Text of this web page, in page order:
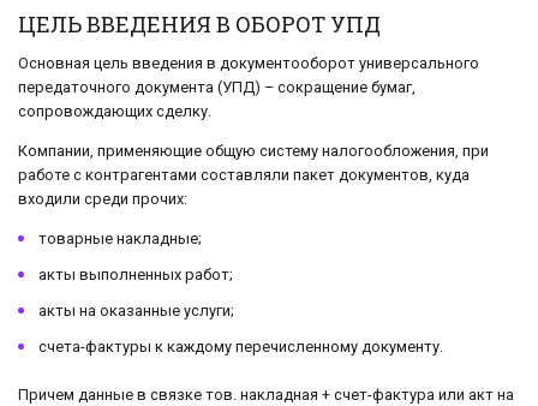
ЦЕЛЬ ВВЕДЕНИЯ В ОБОРОТ УПД
Основная цель введения в документооборот универсального
передаточного документа (УПД) – сокращение бумаг,
сопровождающих сделку.
Компании, применяющие общую систему налогообложения, при
работе с контрагентами составляли пакет документов, куда
входили среди прочих:
товарные накладные;
акты выполненных работ;
акты на оказанные услуги;
счета-фактуры к каждому перечисленному документу.
Причем данные в связке тов. накладная + счет-фактура или акт на